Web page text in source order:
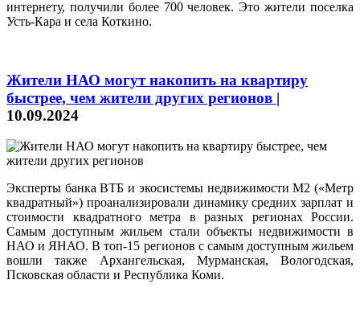
интернету, получили более 700 человек. Это жители поселка
Усть-Кара и села Коткино.
Жители НАО могут накопить на квартиру
быстрее, чем жители других регионов |
10.09.2024
Эксперты банка ВТБ и экосистемы недвижимости М2 («Метр
квадратный») проанализировали динамику средних зарплат и
стоимости квадратного метра в разных регионах России.
Самым доступным жильем стали объекты недвижимости в
НАО и ЯНАО. В топ-15 регионов с самым доступным жильем
вошли также Архангельская, Мурманская, Вологодская,
Псковская области и Республика Коми.